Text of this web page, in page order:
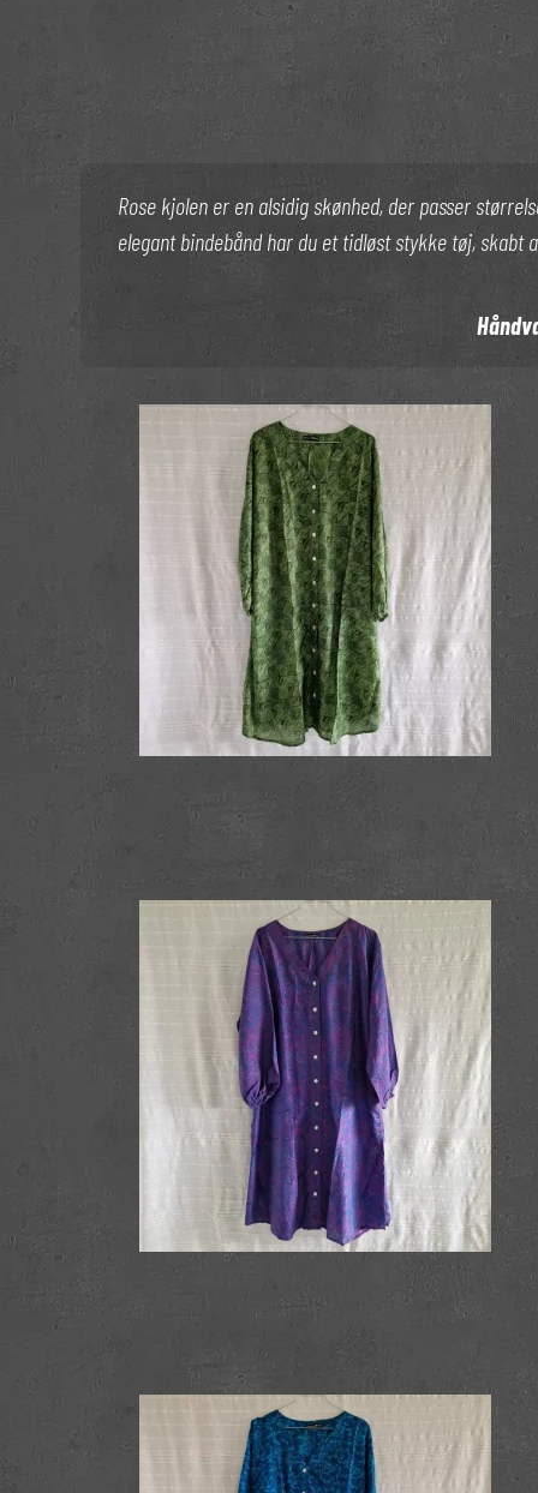
Rose kjolen er en alsidig skønhed, der passer
elegant bindebånd har du et tidløst stykke tøj,